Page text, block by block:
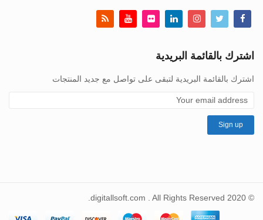
اشترك بالقائمة البريدية
اشترك بالقائمة البريدية لتبقى على تواصل مع جديد المنتجات
© 2020 digitallsoft.com . All Rights Reserved.